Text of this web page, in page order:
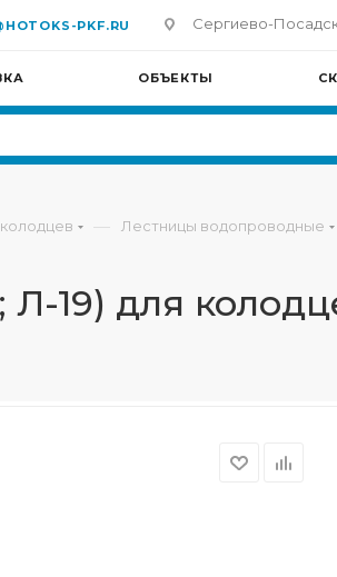
PKF.RU Сергиево-
ОБЪЕКТЫ
— Лестницы водопроводные
19) для